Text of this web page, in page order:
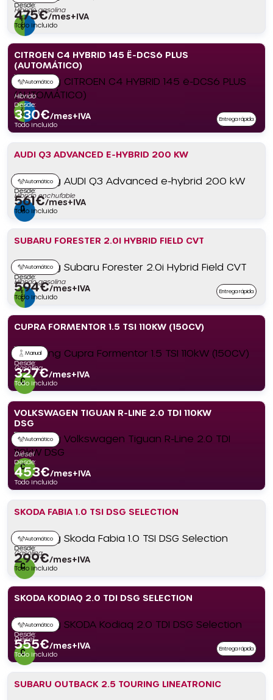
Híbrido gasolina
Desde:
475€/mes+IVA
Todo incluido
CITROEN C4 HYBRID 145 Ë-DCS6 PLUS
(AUTOMÁTICO)
Automático
Híbrido
Desde:
330€/mes+IVA
Todo incluido
Entrega rápida
AUDI Q3 ADVANCED E-HYBRID 200 KW
Automático
Híbrido enchufable
Desde:
561€/mes+IVA
Todo incluido
SUBARU FORESTER 2.0I HYBRID FIELD CVT
Automático
Híbrido gasolina
Desde:
594€/mes+IVA
Todo incluido
Entrega rápida
CUPRA FORMENTOR 1.5 TSI 110KW (150CV)
Manual
Gasolina
Desde:
327€/mes+IVA
Todo incluido
VOLKSWAGEN TIGUAN R-LINE 2.0 TDI 110KW
DSG
Automático
Diésel
Desde:
453€/mes+IVA
Todo incluido
SKODA FABIA 1.0 TSI DSG SELECTION
Automático
Gasolina
Desde:
299€/mes+IVA
Todo incluido
SKODA KODIAQ 2.0 TDI DSG SELECTION
Automático
Diésel
Desde:
555€/mes+IVA
Todo incluido
Entrega rápida
SUBARU OUTBACK 2.5 TOURING LINEATRONIC